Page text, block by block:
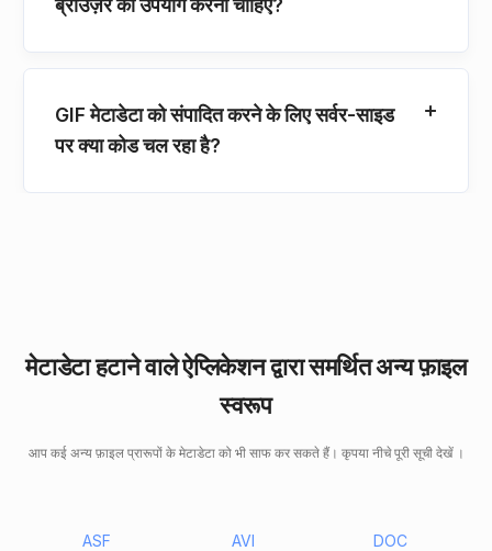
ब्राउज़र का उपयोग करना चाहिए?
GIF मेटाडेटा को संपादित करने के लिए सर्वर-साइड
पर क्या कोड चल रहा है?
मेटाडेटा हटाने वाले ऐप्लिकेशन द्वारा समर्थित अन्य फ़ाइल
स्वरूप
आप कई अन्य फ़ाइल प्रारूपों के मेटाडेटा को भी साफ कर सकते हैं। कृपया नीचे पूरी सूची देखें ।
ASF AVI DOC